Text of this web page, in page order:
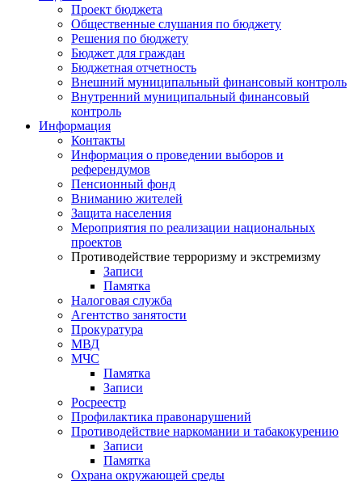
Проект бюджета
Общественные слушания по бюджету
Решения по бюджету
Бюджет для граждан
Бюджетная отчетность
Внешний муниципальный финансовый контроль
Внутренний муниципальный финансовый
контроль
Информация
Контакты
Информация о проведении выборов и
референдумов
Пенсионный фонд
Вниманию жителей
Защита населения
Мероприятия по реализации национальных
проектов
Противодействие терроризму и экстремизму
Записи
Памятка
Налоговая служба
Агентство занятости
Прокуратура
МВД
МЧС
Памятка
Записи
Росреестр
Профилактика правонарушений
Противодействие наркомании и табакокурению
Записи
Памятка
Охрана окружающей среды